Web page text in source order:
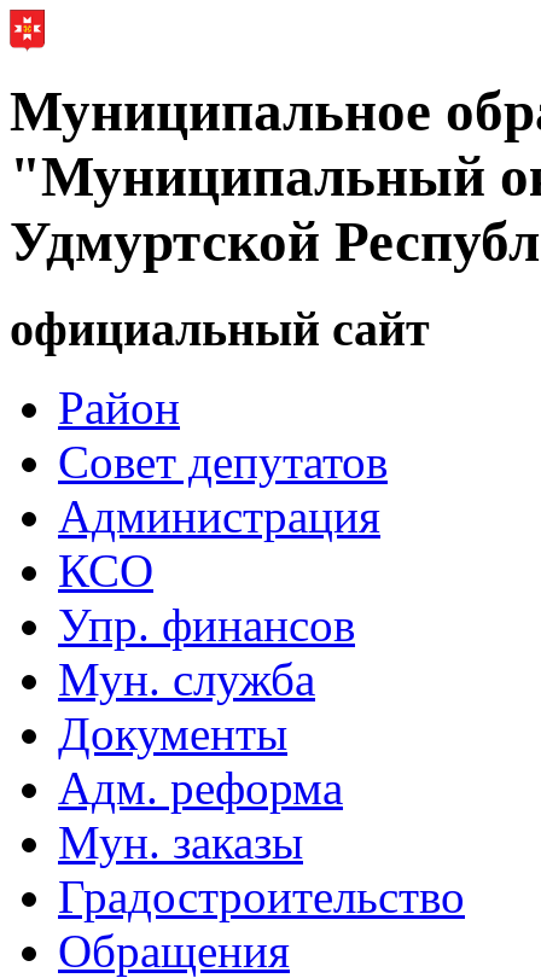
Муниципальное
"Муниципальный
Удмуртской
официальный сайт
Район
Совет депутатов
Администрация
КСО
Упр. финансов
Мун. служба
Документы
Адм. реформа
Мун. заказы
Градостроительство
Обращения